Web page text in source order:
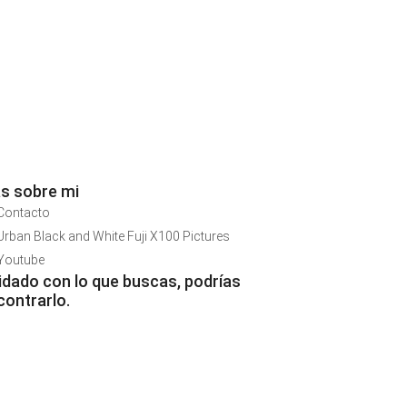
sobre mi
Black and White Fuji X100 Pictures
con lo que buscas, podrías